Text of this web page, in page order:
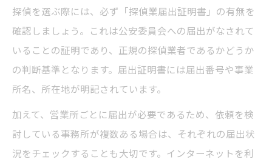
探偵を選ぶ際には、必ず「探偵業届出証明書」の有無を
確認しましょう。これは公安委員会への届出がなされて
いることの証明であり、正規の探偵業者であるかどうか
の判断基準となります。届出証明書には届出番号や事業
所名、所在地が明記されています。
加えて、営業所ごとに届出が必要であるため、依頼を検
討している事務所が複数ある場合は、それぞれの届出状
況をチェックすることも大切です。インターネットを利